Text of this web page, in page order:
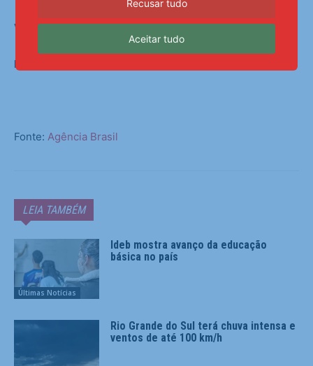
Verificação de cotas afirmativas:30/11 a 8/12/2025
Resultado final previsto:
Fonte: Agência Brasil
LEIA TAMBÉM
Últimas Notícias
Ideb mostra avanço da educação
básica no país
Rio Grande do Sul terá chuva intensa e
ventos de até 100 km/h
Recusar tudo
Aceitar tudo